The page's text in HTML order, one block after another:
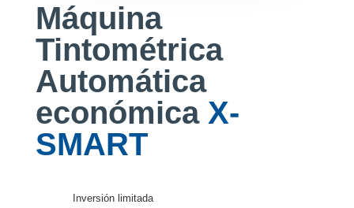
Máquina
Tintométrica
Automática
económica X-
SMART
Inversión limitada